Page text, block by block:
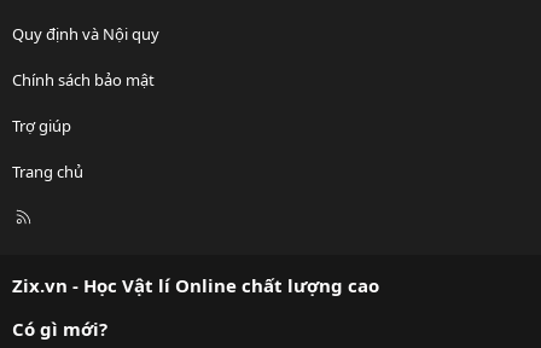
Quy định và Nội quy
Chính sách bảo mật
Trợ giúp
Trang chủ
R
Zix.vn - Học Vật lí Online chất lượng cao
Có gì mới?